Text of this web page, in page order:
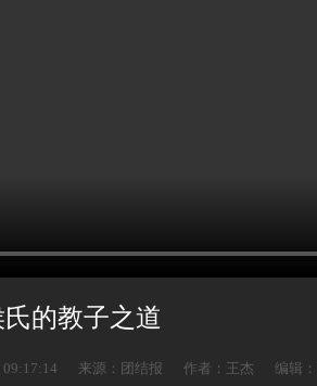
的教子之道
来源：团结报 作者：王杰 编辑